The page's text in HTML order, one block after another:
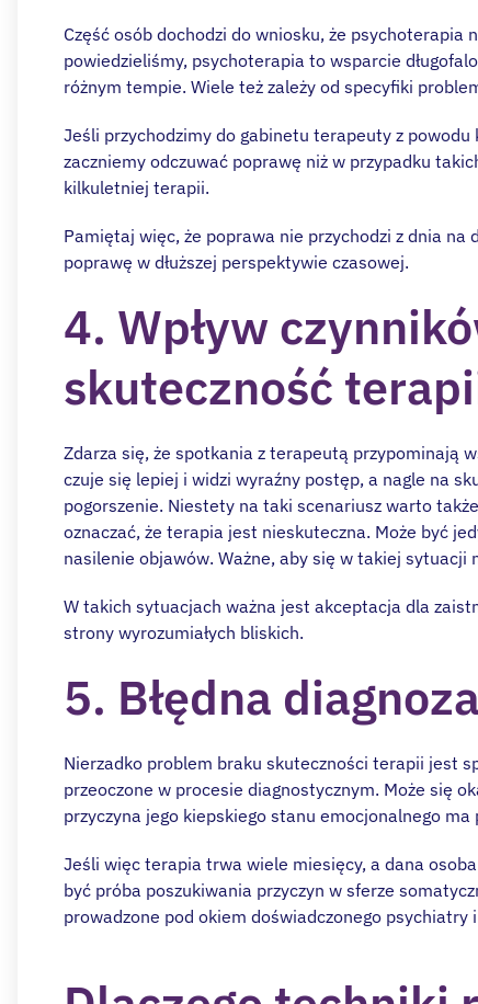
Część osób dochodzi do wniosku, że psychoterapia
powiedzieliśmy, psychoterapia to wsparcie
różnym tempie. Wiele też zależy od specyfiki
Jeśli przychodzimy do gabinetu terapeuty z
zaczniemy odczuwać poprawę niż w przypadku
kilkuletniej terapii.
Pamiętaj więc, że poprawa nie przychodzi z dnia
poprawę w dłuższej perspektywie czasowej.
4. Wpływ
skuteczność
Zdarza się, że spotkania z terapeutą przypominają
czuje się lepiej i widzi wyraźny postęp, a nagle na
pogorszenie. Niestety na taki scenariusz warto
oznaczać, że terapia jest nieskuteczna. Może być
nasilenie objawów. Ważne, aby się w takiej sytuacji
W takich sytuacjach ważna jest akceptacja dla
strony wyrozumiałych bliskich.
5. Błędna diagnoza
Nierzadko problem braku skuteczności terapii jest
przeoczone w procesie diagnostycznym. Może się
przyczyna jego kiepskiego stanu emocjonalnego
Jeśli więc terapia trwa wiele miesięcy, a dana
być próba poszukiwania przyczyn w sferze
prowadzone pod okiem doświadczonego psychiatry